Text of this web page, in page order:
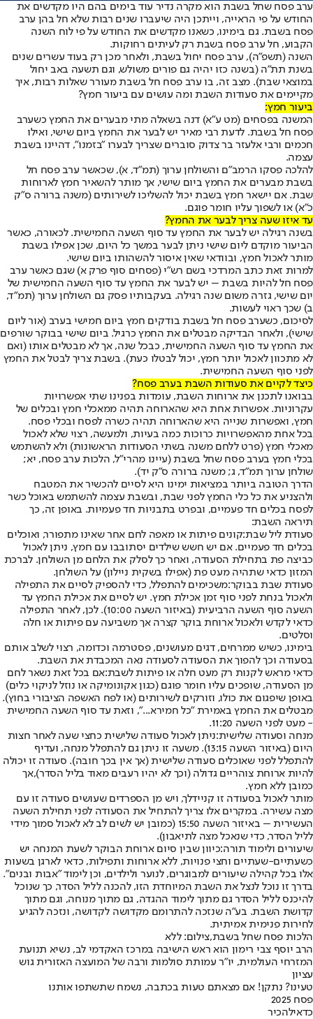
ערב פסח שחל בשבת הוא מקרה נדיר עוד בימים בהם היו מקדשים את
החודש על פי הראייה, וייתכן היה שיעברו שנים רבות שלא חל בהן ערב
פסח בשבת. גם בימינו, כשאנו מקדשים את החודש על פי לוח השנה
הקבוע, חל ערב פסח בשבת רק לעיתים רחוקות.
השנה (תשפ"ה), ערב פסח יחול בשבת, ולאחר מכן רק בעוד עשרים שנים
בשנת תת"ה (בשנה כזו יהיה גם פורים משולש, וגם תשעה באב יחול
במוצאי שבת). מצב זה, בו ערב פסח חל בשבת מעורר שאלות רבות, איך
מקיימים את סעודות השבת ומה עושים עם ביעור חמץ?
ביעור חמץ:
המשנה בפסחים (מט ע"א) דנה בשאלה מתי מבערים את החמץ כשערב
פסח חל בשבת. לדעת רבי מאיר יש לבער את החמץ ביום שישי, ואילו
חכמים ורבי אלעזר בר צדוק סוברים שצריך לבערו "בזמנו", דהיינו בשבת
עצמה.
להלכה פסקו הרמב"ם והשולחן ערוך (תמ"ד, א), שכאשר ערב פסח חל
בשבת מבערים את החמץ ביום שישי, אך מותר להשאיר חמץ לארוחות
שבת. אם יישאר חמץ בשבת יכול להשליכו לשירותים (משנה ברורה ס"ק
כ"א) או לשפוך עליו חומר פוגם.
עד איזו שעה צריך לבער את החמץ?
בשנה רגילה יש לבער את החמץ עד סוף השעה החמישית. לכאורה, כאשר
הביעור מוקדם ליום שישי ניתן לבער במשך כל היום, שכן אפילו בשבת
מותר לאכול חמץ, ובוודאי שאין איסור להשהותו ביום שישי.
למרות זאת כתב המרדכי בשם רש"י (פסחים סוף פרק א) שגם כאשר ערב
פסח חל להיות בשבת – יש לבער את החמץ עד סוף השעה החמישית של
יום שישי, גזרה משום שנה רגילה. בעקבותיו פסק גם השולחן ערוך (תמ"ד,
ב) שכך ראוי לעשות.
לסיכום, כשערב פסח חל בשבת בודקים חמץ ביום חמישי בערב (אור ליום
שישי), ולאחר הבדיקה מבטלים את החמץ כרגיל. ביום שישי בבוקר שורפים
את החמץ עד סוף השעה החמישית, כבכל שנה, אך לא מבטלים אותו (ואם
לא מתכוון לאכול יותר חמץ, יכול לבטלו כעת). בשבת צריך לבטל את החמץ
לפני סוף השעה החמישית.
כיצד לקיים את סעודות השבת בערב פסח?
בבואנו לתכנן את ארוחות השבת, עומדות בפנינו שתי אפשרויות
עקרוניות. אפשרות אחת היא שהארוחה תהיה ממאכלי חמץ ובכלים של
חמץ, ואפשרות שנייה היא שהארוחה תהיה כשרה לפסח ובכלי פסח.
בכל אחת מהאפשרויות כרוכות כמה בעיות, ולמעשה, רצוי שלא לאכול
מאכלי חמץ (פרט ללחם משנה בשתי הסעודות הראשונות) ולא להשתמש
בכלי חמץ בערב פסח שחל בשבת (עיינו מהרי"ל, הלכות ערב פסח, יא;
שולחן ערוך תמ"ד, ג; משנה ברורה ס"ק יד).
הדרך הטובה ביותר במציאות ימינו היא לסיים להכשיר את המטבח
ולהצניע את כל כלי החמץ לפני שבת, ובשבת עצמה להשתמש באוכל כשר
לפסח בכלים חד פעמיים, ובפרט בתבניות חד פעמיות. באופן זה, כך
תיראה השבת:
סעודת ליל שבת:קונים פיתות או מאפה לחם אחר שאינו מתפורר, ואוכלים
בכלים חד פעמיים. אם יש חשש שילדים יסתובבו עם חמץ, ניתן לאכול
כביצה פת בתחילת הסעודה, ואחר כך לסלק את הלחם מן השולחן. לברכת
המזון כדאי שתהיה מעט פת (אפילו בשקית ניילון) על השולחן.
סעודת שבת בבוקר:משכימים להתפלל, כדי להספיק לסיים את התפילה
ולאכול בנחת לפני סוף זמן אכילת חמץ. יש לסיים את אכילת החמץ עד
השעה סוף השעה הרביעית (באיזור השעה 10:00). לכן, לאחר התפילה
כדאי לקדש ולאכול ארוחת בוקר קצרה אך משביעה עם פיתות או חלה
וסלטים.
בימינו, כשיש ממרחים, דגים מעושנים, פסטרמה וכדומה, רצוי לשלב אותם
בסעודה וכך להפוך את הסעודה לסעודה נאה המכבדת את השבת.
כדאי מראש לקנות רק מעט חלה או פיתות לשבת:אם בכל זאת נשאר לחם
מן הסעודה, שופכים עליו חומר פוגם (כגון אקונומיקה או נוזל לניקוי כלים)
באופן שיפגום את כולו, וזורקים לשירותים (או לפח האשפה הציבורי בחוץ).
מבטלים את החמץ באמירת "כל חמירא...", וזאת עד סוף השעה החמישית
- מעט לפני השעה 11:20.
מנחה וסעודה שלישית:ניתן לאכול סעודה שלישית כחצי שעה לאחר חצות
היום (באיזור השעה 13:15). משעה זו ניתן גם להתפלל מנחה, ועדיף
להתפלל לפני שאוכלים סעודה שלישית (אך אין בכך חובה). סעודה זו יכולה
להיות ארוחת צוהריים גדולה (וכך לא יהיו רעבים מאוד בליל הסדר),אך
כמובן ללא חמץ.
מותר לאכול בסעודה זו קניידלך, ויש מן הספרדים שעושים סעודה זו עם
מצה עשירה. במקרים אלו צריך להתחיל את הסעודה לפני תחילת השעה
העשירית – באיזור השעה 15:50 (כמובן יש לשים לב לא לאכול סמוך מידי
לליל הסדר, כדי שנאכל מצה לתיאבון).
שיעורים ולימוד תורה:כיוון שבין סיום ארוחת הבוקר לשעת המנחה יש
כשעתיים-שעתיים וחצי פנויות, ללא ארוחות ותפילות, כדאי לארגן בשעות
אלו בכל קהילה שיעורים למבוגרים, לנוער ולילדים, וכן לימוד "אבות ובנים".
בדרך זו נוכל לנצל את השבת המיוחדת הזו, להכנה לליל הסדר, כך שנוכל
להיכנס לליל הסדר גם מתוך לימוד ההגדה, גם מתוך מנוחה, וגם מתוך
קדושת השבת. בע"ה שנזכה להתרומם מקדושה לקדושה, ונזכה להגיע
לחירות פנימית אמיתית.
הלכות פסח שחל בשבת,צילום: ללא
הרב יוסף צבי רימון הוא ראש הישיבה במרכז האקדמי לב, נשיא תנועת
המזרחי העולמית, יו"ר עמותת סולמות ורבה של המועצה האזורית גוש
עציון
טעינו? נתקן! אם מצאתם טעות בכתבה, נשמח שתשתפו אותנו
פסח 2025
כדאילהכיר